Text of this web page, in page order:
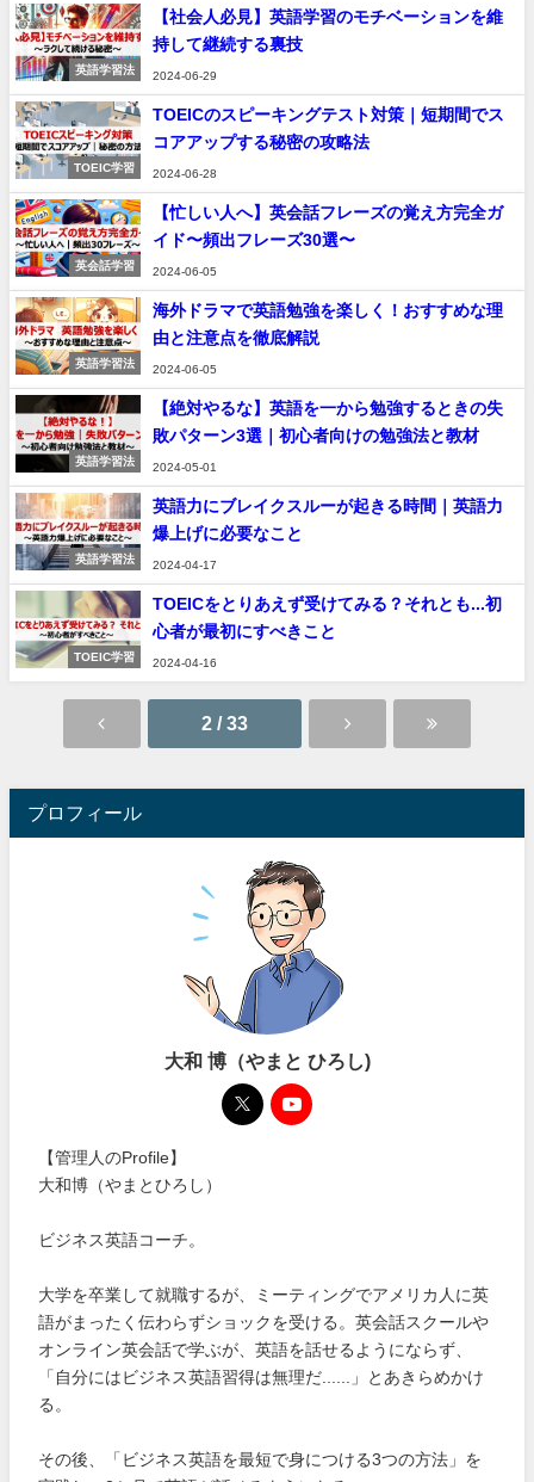
英語学習法
【社会人必見】英語学習のモチベーションを維
持して継続する裏技
2024-06-29
TOEIC学習
TOEICのスピーキングテスト対策｜短期間でス
コアアップする秘密の攻略法
2024-06-28
英会話学習
【忙しい人へ】英会話フレーズの覚え方完全ガ
イド〜頻出フレーズ30選〜
2024-06-05
英語学習法
海外ドラマで英語勉強を楽しく！おすすめな理
由と注意点を徹底解説
2024-06-05
英語学習法
【絶対やるな】英語を一から勉強するときの失
敗パターン3選｜初心者向けの勉強法と教材
2024-05-01
英語学習法
英語力にブレイクスルーが起きる時間｜英語力
爆上げに必要なこと
2024-04-17
TOEIC学習
TOEICをとりあえず受けてみる？それとも...初
心者が最初にすべきこと
2024-04-16
2 / 33
プロフィール
大和 博（やまと ひろし)
【管理人のProfile】
大和博（やまとひろし）
ビジネス英語コーチ。
大学を卒業して就職するが、ミーティングでアメリカ人に英
語がまったく伝わらずショックを受ける。英会話スクールや
オンライン英会話で学ぶが、英語を話せるようにならず、
「自分にはビジネス英語習得は無理だ......」とあきらめかけ
る。
その後、「ビジネス英語を最短で身につける3つの方法」を